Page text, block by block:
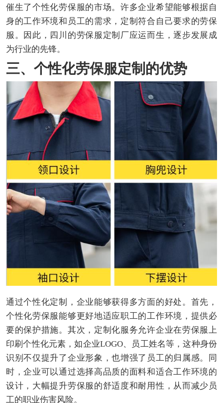
催生了个性化劳保服的市场。许多企业希望能够根据自
身的工作环境和员工的需求，定制符合自己要求的劳保
服。因此，四川的劳保服定制厂应运而生，逐步发展成
为行业的先锋。
三、个性化劳保服定制的优势
通过个性化定制，企业能够获得多方面的好处。首先，
个性化劳保服能够更好地适应职工的工作环境，提供必
要的保护措施。其次，定制化服务允许企业在劳保服上
印刷个性化元素，如企业LOGO、员工姓名等，这种身份
识别不仅提升了企业形象，也增强了员工的归属感。同
时，企业可以通过选择高品质的面料和适合工作环境的
设计，大幅提升劳保服的舒适度和耐用性，从而减少员
工的职业伤害风险。